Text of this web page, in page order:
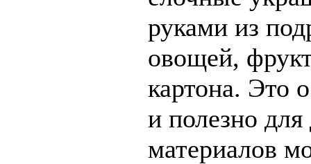
руками из
овощей,
картона. Это
и полезно для
материалов